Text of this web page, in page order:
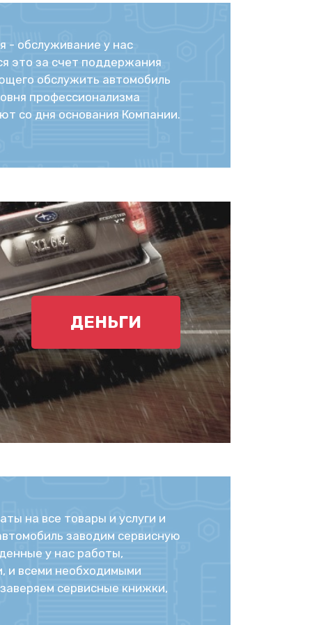
- обслуживание у нас
это за счет поддержания
обслужить автомобиль
профессионализма
со дня основания Компании.
ДЕНЬГИ
на все товары и услуги и
заводим сервисную
у нас работы,
и всеми необходимыми
сервисные книжки,